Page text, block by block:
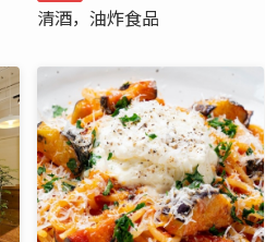
清酒，油炸食品